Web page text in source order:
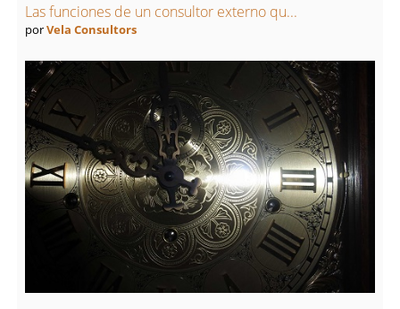
Las funciones de un consultor externo qu...
porVela Consultors